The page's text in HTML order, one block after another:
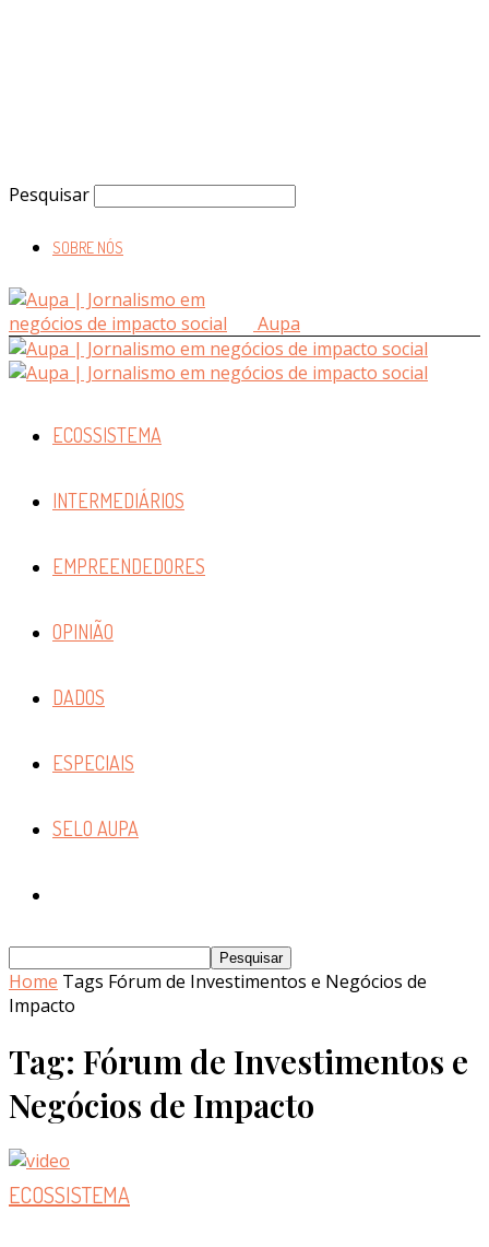
Pesquisar
SOBRE NÓS
Aupa
ECOSSISTEMA
INTERMEDIÁRIOS
EMPREENDEDORES
OPINIÃO
DADOS
ESPECIAIS
SELO AUPA
Home Tags Fórum de Investimentos e Negócios de
Impacto
Tag: Fórum de Investimentos e
Negócios de Impacto
ECOSSISTEMA